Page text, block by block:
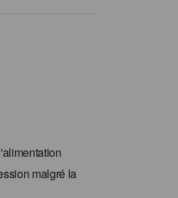
malgré la